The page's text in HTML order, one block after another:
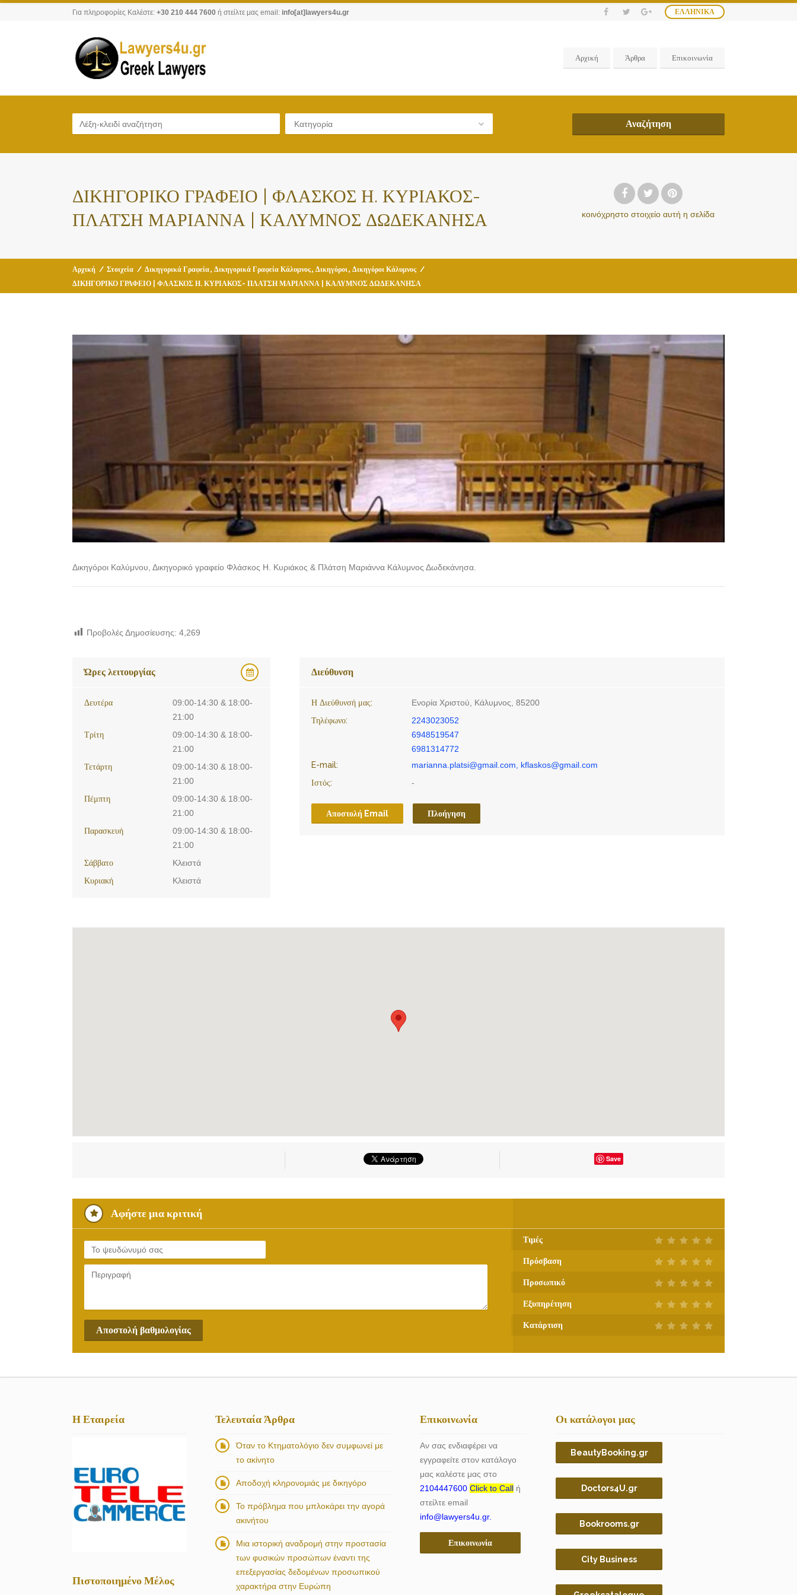
ΕΛΛΗΝΙΚΆ
Για πληροφορίες Καλέστε: +30 210 444 7600 ή στείλτε μας email: info[at]lawyers4u.gr
Αρχική Άρθρα Επικοινωνία
Κατηγορία Αναζήτηση
ΔΙΚΗΓΟΡΙΚΟ ΓΡΑΦΕΙΟ | ΦΛΑΣΚΟΣ Η. ΚΥΡΙΑΚΟΣ-
ΠΛΑΤΣΗ ΜΑΡΙΑΝΝΑ | ΚΑΛΥΜΝΟΣ ΔΩΔΕΚΑΝΗΣΑ
κοινόχρηστο στοιχείο αυτή η σελίδα
Αρχική / Στοιχεία / Δικηγορικά Γραφεία, Δικηγορικά Γραφεία Κάλυμνος, Δικηγόροι, Δικηγόροι Κάλυμνος /
ΔΙΚΗΓΟΡΙΚΟ ΓΡΑΦΕΙΟ | ΦΛΑΣΚΟΣ Η. ΚΥΡΙΑΚΟΣ- ΠΛΑΤΣΗ ΜΑΡΙΑΝΝΑ | ΚΑΛΥΜΝΟΣ ΔΩΔΕΚΑΝΗΣΑ
Δικηγόροι Καλύμνου, Δικηγορικό γραφείο Φλάσκος Η. Κυριάκος & Πλάτση Μαριάννα Κάλυμνος Δωδεκάνησα.
Προβολές Δημοσίευσης: 4,269
Ώρες λειτουργίας
Δευτέρα
09:00-14:30 & 18:00-
21:00
Τρίτη
09:00-14:30 & 18:00-
21:00
Τετάρτη
09:00-14:30 & 18:00-
21:00
Πέμπτη
09:00-14:30 & 18:00-
21:00
Παρασκευή
09:00-14:30 & 18:00-
21:00
Σάββατο
Κλειστά
Κυριακή
Κλειστά
Διεύθυνση
Η Διεύθυνσή μας:
Ενορία Χριστού, Κάλυμνος, 85200
Τηλέφωνο:
2243023052
6948519547
6981314772
E-mail:
marianna.platsi@gmail.com, kflaskos@gmail.com
Ιστός:
-
Αποστολή Email Πλοήγηση
Save
Αφήστε μια κριτική
Τιμές
Πρόσβαση
Προσωπικό
Εξυπηρέτηση
Κατάρτιση
Αποστολή βαθμολογίας
Η Εταιρεία
Πιστοποιημένο Μέλος
Τελευταία Άρθρα
Όταν το Κτηματολόγιο δεν συμφωνεί με
το ακίνητο
Αποδοχή κληρονομιάς με δικηγόρο
Το πρόβλημα που μπλοκάρει την αγορά
ακινήτου
Μια ιστορική αναδρομή στην προστασία
των φυσικών προσώπων έναντι της
επεξεργασίας δεδομένων προσωπικού
χαρακτήρα στην Ευρώπη
Επικοινωνία
Αν σας ενδιαφέρει να
εγγραφείτε στον κατάλογο
μας καλέστε μας στο
2104447600 Click to Callή
στείλτε email
info@lawyers4u.gr.
Επικοινωνία
Οι κατάλογοι μας
BeautyBooking.gr
Doctors4U.gr
Bookrooms.gr
City Business